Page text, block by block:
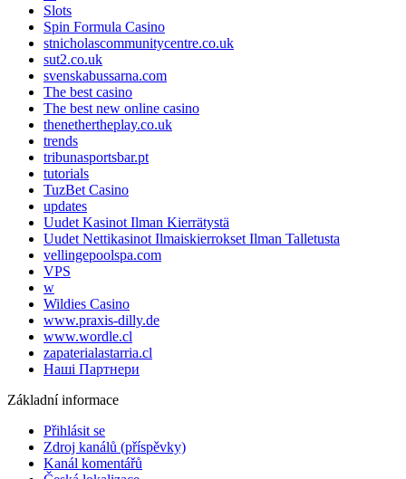
Slots
Spin Formula Casino
stnicholascommunitycentre.co.uk
sut2.co.uk
svenskabussarna.com
The best casino
The best new online casino
thenethertheplay.co.uk
trends
tribunasportsbar.pt
tutorials
TuzBet Casino
updates
Uudet Kasinot Ilman Kierrätystä
Uudet Nettikasinot Ilmaiskierrokset Ilman Talletusta
vellingepoolspa.com
VPS
w
Wildies Casino
www.praxis-dilly.de
www.wordle.cl
zapaterialastarria.cl
Наші Партнери
Základní informace
Přihlásit se
Zdroj kanálů (příspěvky)
Kanál komentářů